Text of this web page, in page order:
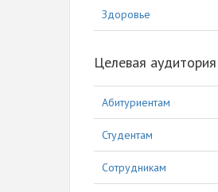
Здоровье
Целевая аудитория
Абитуриентам
Студентам
Сотрудникам